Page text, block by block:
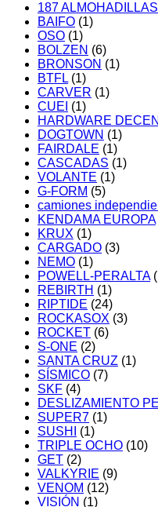
187
BAIFO (1)
OSO (1)
BOLZEN (6)
BRONSON (1)
BTFL (1)
CARVER (1)
CUEI (1)
HARDWARE
DOGTOWN (1)
FAIRDALE (1)
CASCADAS (1)
VOLANTE (1)
G-FORM (5)
camiones
KENDAMA EUROPA
KRUX (1)
CARGADO (3)
NEMO (1)
POWELL-PERALTA
REBIRTH (1)
RIPTIDE (24)
ROCKASOX (3)
ROCKET (6)
S-ONE (2)
SANTA CRUZ (1)
SÍSMICO (7)
SKF (4)
DESLIZAMIENTO
SUPER7 (1)
SUSHI
(1)
TRIPLE OCHO (10)
GET (2)
VALKYRIE (9)
VENOM (12)
VISIÓN (1)